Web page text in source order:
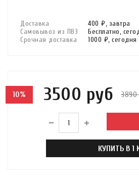
Доставка 400 ₽, завтра
Самовывоз из ПВЗ
Бесплатно,
Срочная доставка
1000 ₽, сегодня
10% 3500 руб 3890
КУПИТЬ В 1